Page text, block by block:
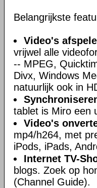
Belangrijkste
Video's
vrijwel alle
-- MPEG,
Divx, Windows
natuurlijk ook in
tablet is Miro een
Video's
mp4/h264, met
iPods, iPads,
Internet TV-
blogs. Zoek op
(Channel Guide).